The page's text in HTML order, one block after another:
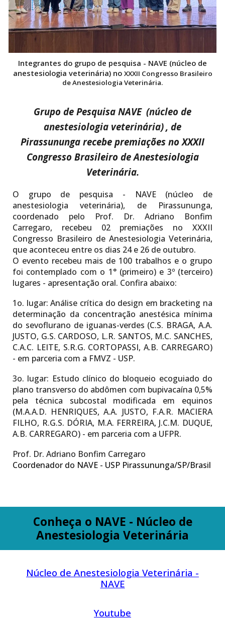
Integrantes do grupo de pesquisa - NAVE (núcleo de
anestesiologia veterinária) no XXXII Congresso Brasileiro
de Anestesiologia Veterinária.
Grupo de Pesquisa NAVE (núcleo de
anestesiologia veterinária), de
Pirassununga recebe premiações no XXXII
Congresso Brasileiro de Anestesiologia
Veterinária.
O grupo de pesquisa - NAVE (núcleo de
anestesiologia veterinária), de Pirassununga,
coordenado pelo Prof. Dr. Adriano Bonfim
Carregaro, recebeu 02 premiações no XXXII
Congresso Brasileiro de Anestesiologia Veterinária,
que aconteceu entre os dias 24 e 26 de outubro.
O evento recebeu mais de 100 trabalhos e o grupo
foi contemplado com o 1° (primeiro) e 3º (terceiro)
lugares - apresentação oral. Confira abaixo:
1o. lugar: Análise crítica do design em bracketing na
determinação da concentração anestésica mínima
do sevoflurano de iguanas-verdes (C.S. BRAGA, A.A.
JUSTO, G.S. CARDOSO, L.R. SANTOS, M.C. SANCHES,
C.A.C. LEITE, S.R.G. CORTOPASSI, A.B. CARREGARO)
- em parceria com a FMVZ - USP.
3o. lugar: Estudo clínico do bloqueio ecoguiado do
plano transverso do abdômen com bupivacaína 0,5%
pela técnica subcostal modificada em equinos
(M.A.A.D. HENRIQUES, A.A. JUSTO, F.A.R. MACIERA
FILHO, R.G.S. DÓRIA, M.A. FERREIRA, J.C.M. DUQUE,
A.B. CARREGARO) - em parceria com a UFPR.
Prof. Dr. Adriano Bonfim Carregaro
Coordenador do NAVE - USP Pirassununga/SP/Brasil
Conheça o NAVE - Núcleo de
Anestesiologia Veterinária
Núcleo de Anestesiologia Veterinária -
NAVE
Youtube